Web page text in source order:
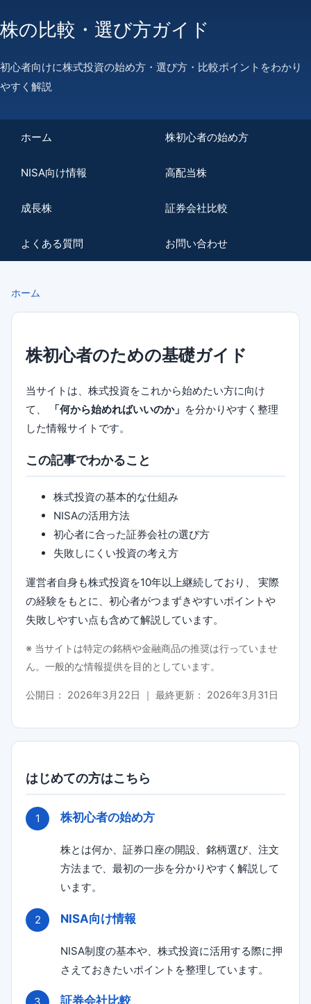
株の比較・選び方ガイド
初心者向けに株式投資の始め方・選び方・比較ポイントをわかり
やすく解説
ホーム 株初心者の始め方
NISA向け情報 高配当株
成長株 証券会社比較
よくある質問 お問い合わせ
ホーム
株初心者のための基礎ガイド
当サイトは、株式投資をこれから始めたい方に向け
て、
「何から始めればいいのか」 を分かりやすく整理
した情報サイトです。
この記事でわかること
株式投資の基本的な仕組み
NISAの活用方法
初心者に合った証券会社の選び方
失敗しにくい投資の考え方
運営者自身も株式投資を10年以上継続しており、 実際
の経験をもとに、初心者がつまずきやすいポイントや
失敗しやすい点も含めて解説しています。
※ 当サイトは特定の銘柄や金融商品の推奨は行っていませ
ん。一般的な情報提供を目的としています。
公開日： 2026年3月22日 ｜ 最終更新： 2026年3月31日
はじめての方はこちら
株初心者の始め方
株とは何か、証券口座の開設、銘柄選び、注文
方法まで、最初の一歩を分かりやすく解説して
います。
NISA向け情報
NISA制度の基本や、株式投資に活用する際に押
さえておきたいポイントを整理しています。
証券会社比較